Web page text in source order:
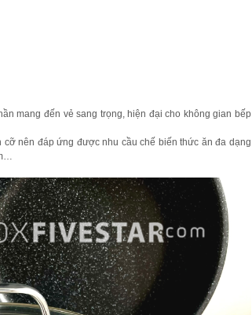
mang đến vẻ sang trọng, hiện đại cho không gian bếp
nên đáp ứng được nhu cầu chế biến thức ăn đa dạng